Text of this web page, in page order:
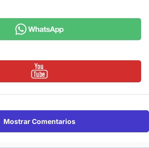
Mostrar Comentarios